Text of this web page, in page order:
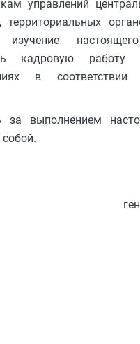
управлений
территориальных
изучение
кадровую работу
в
за выполнением